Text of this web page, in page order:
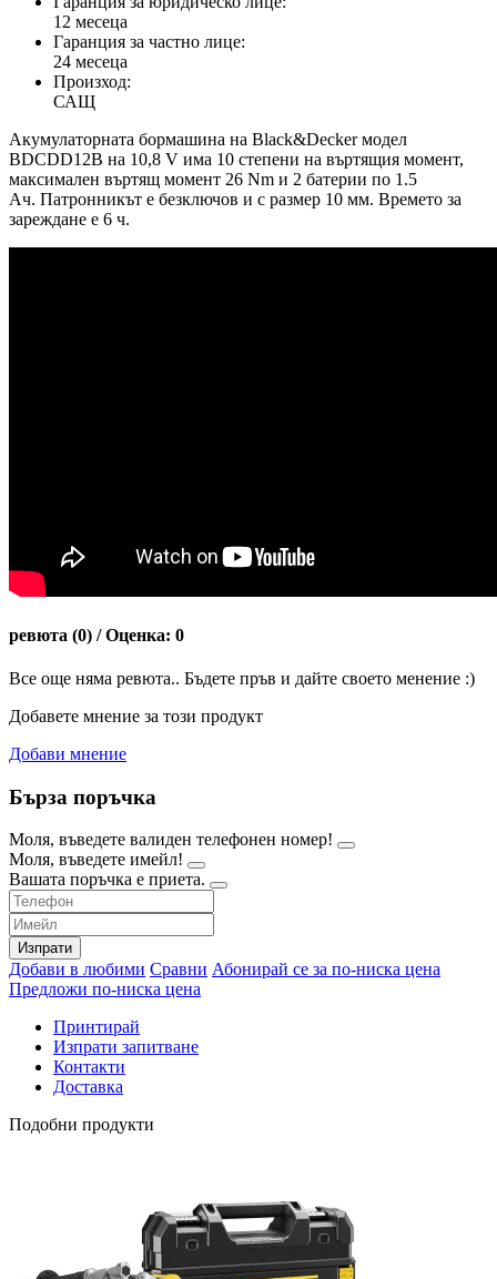
12 месеца
Гаранция за частно лице:
24 месеца
Произход:
САЩ
Акумулаторната бормашина на Black&Decker модел
BDCDD12B на 10,8 V има 10 степени на въртящия момент,
максимален въртящ момент 26 Nm и 2 батерии по 1.5
Ач. Патронникът е безключов и с размер 10 мм. Времето за
зареждане е 6 ч.
ревюта (0) / Оценка: 0
Все още няма ревюта.. Бъдете пръв и дайте своето менение :)
Добавете мнение за този продукт
Добави мнение
Бърза поръчка
Моля, въведете валиден телефонен номер!
Моля, въведете имейл!
Вашата поръчка е приета.
Изпрати
Добави в любими Сравни Абонирай се за по-ниска цена
Предложи по-ниска цена
Принтирай
Изпрати запитване
Контакти
Доставка
Подобни продукти